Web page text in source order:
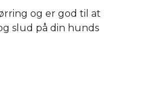
og er god til at
slud på din hunds